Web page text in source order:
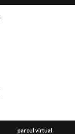
parcul virtual